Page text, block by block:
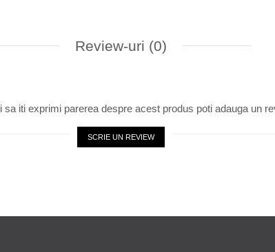
Review-uri (0)
sa iti exprimi parerea despre acest produs poti adauga un
SCRIE UN REVIEW